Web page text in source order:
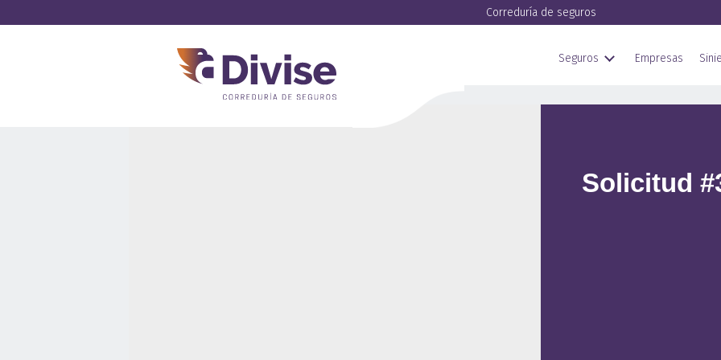
Correduría de seguros
Seguros Empresas
Solicitud